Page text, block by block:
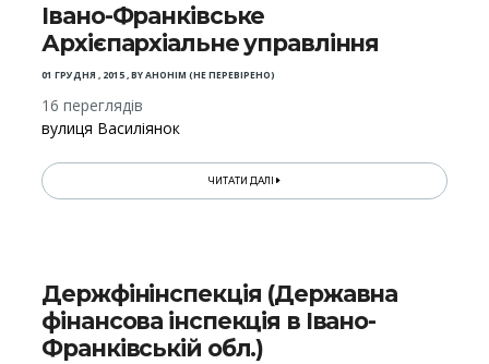
Івано-Франківське
Архієпархіальне управління
01 ГРУДНЯ , 2015,BYАНОНІМ (НЕ ПЕРЕВІРЕНО)
16 переглядів
вулиця Василіянок
ЧИТАТИ ДАЛІ
Держфінінспекція (Державна
фінансова інспекція в Івано-
Франківській обл.)